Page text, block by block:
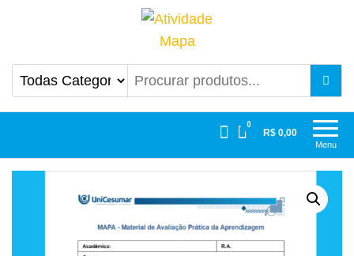
Atividade Mapa Mapa UniCesumar
Menu
0
R$ 0,00